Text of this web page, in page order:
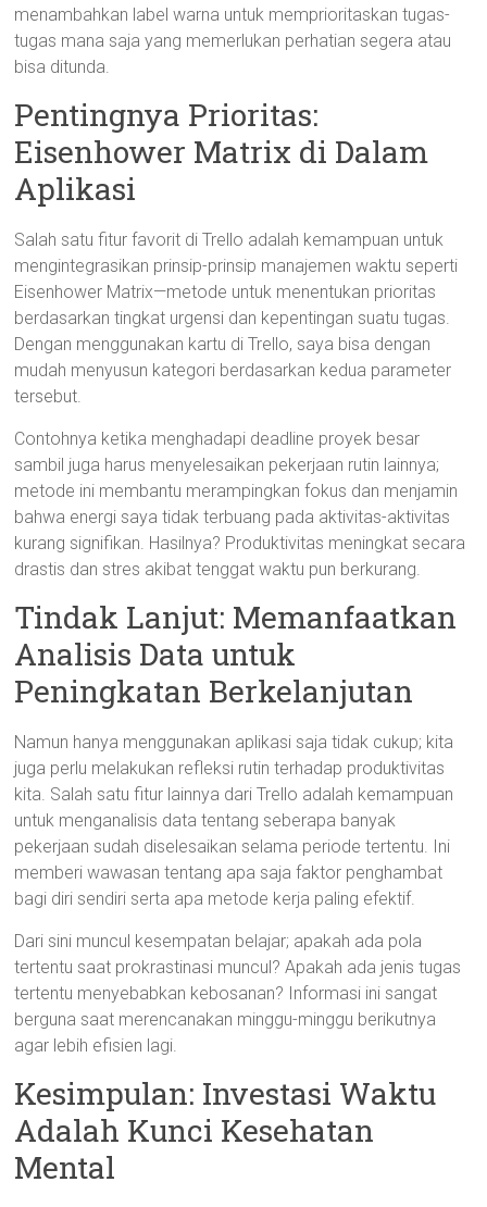
menambahkan label warna untuk memprioritaskan tugas-
tugas mana saja yang memerlukan perhatian segera atau
bisa ditunda.
Pentingnya Prioritas:
Eisenhower Matrix di Dalam
Aplikasi
Salah satu fitur favorit di Trello adalah kemampuan untuk
mengintegrasikan prinsip-prinsip manajemen waktu seperti
Eisenhower Matrix—metode untuk menentukan prioritas
berdasarkan tingkat urgensi dan kepentingan suatu tugas.
Dengan menggunakan kartu di Trello, saya bisa dengan
mudah menyusun kategori berdasarkan kedua parameter
tersebut.
Contohnya ketika menghadapi deadline proyek besar
sambil juga harus menyelesaikan pekerjaan rutin lainnya;
metode ini membantu merampingkan fokus dan menjamin
bahwa energi saya tidak terbuang pada aktivitas-aktivitas
kurang signifikan. Hasilnya? Produktivitas meningkat secara
drastis dan stres akibat tenggat waktu pun berkurang.
Tindak Lanjut: Memanfaatkan
Analisis Data untuk
Peningkatan Berkelanjutan
Namun hanya menggunakan aplikasi saja tidak cukup; kita
juga perlu melakukan refleksi rutin terhadap produktivitas
kita. Salah satu fitur lainnya dari Trello adalah kemampuan
untuk menganalisis data tentang seberapa banyak
pekerjaan sudah diselesaikan selama periode tertentu. Ini
memberi wawasan tentang apa saja faktor penghambat
bagi diri sendiri serta apa metode kerja paling efektif.
Dari sini muncul kesempatan belajar; apakah ada pola
tertentu saat prokrastinasi muncul? Apakah ada jenis tugas
tertentu menyebabkan kebosanan? Informasi ini sangat
berguna saat merencanakan minggu-minggu berikutnya
agar lebih efisien lagi.
Kesimpulan: Investasi Waktu
Adalah Kunci Kesehatan
Mental